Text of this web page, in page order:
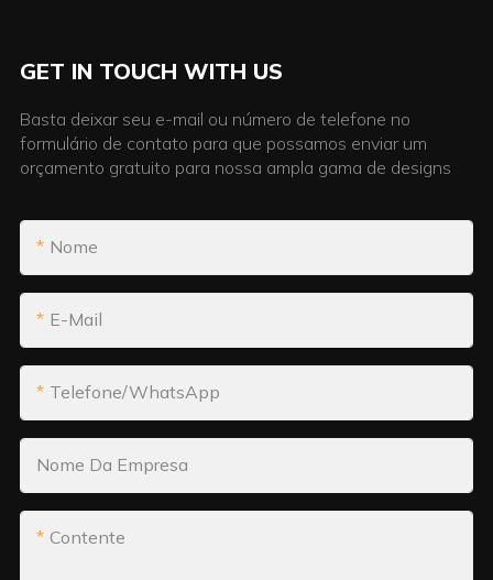
GET IN TOUCH WITH US
Basta deixar seu e-mail ou número de telefone no
formulário de contato para que possamos enviar um
orçamento gratuito para nossa ampla gama de designs
Nome
E-Mail
Telefone/WhatsApp
Nome Da Empresa
Contente